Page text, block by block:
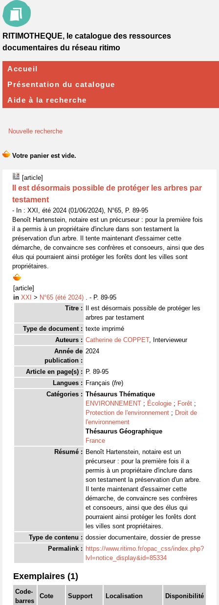
Nouvelle recherche
[article]
Il est désormais possible de protéger les arbres par
testament
- In : XXI, été 2024 (01/06/2024), N°65, P. 89-95
Benoît Hartenstein, notaire est un précurseur : pour la première fois
il a permis à un propriétaire d'inclure dans son testament la
préservation d'un arbre. Il tente maintenant d'essaimer cette
démarche, de convaincre ses confrères et consoeurs, ainsi que des
élus qui pourraient ainsi protéger les forêts dont les villes sont
propriétaires.
[article]
in XXI > N°65 (été 2024) . - P. 89-95
Titre :
Il est désormais possible de protéger les
arbres par testament
Type de document : texte imprimé
Auteurs : Catherine de COPPET, Intervieweur
Année de
publication :
2024
Article en page(s) : P. 89-95
Langues : Français (fre)
Catégories : Thésaurus Thématique
ENVIRONNEMENT ; Écologie ; Forêt ;
Protection de l'environnement ; Droit de
l'environnement
Thésaurus Géographique
France
Résumé : Benoît Hartenstein, notaire est un
précurseur : pour la première fois il a
permis à un propriétaire d'inclure dans
son testament la préservation d'un arbre.
Il tente maintenant d'essaimer cette
démarche, de convaincre ses confrères
et consoeurs, ainsi que des élus qui
pourraient ainsi protéger les forêts dont
les villes sont propriétaires.
Type de contenu : dossier documentaire, dossier de presse
Permalink : https://www.ritimo.fr/opac_css/index.php?
lvl=notice_display&id=85334
Exemplaires (1)
Code-
barres
Cote Support Localisation Disponibilité
RITIMOTHEQUE, le catalogue des ressources
documentaires du réseau ritimo
Accueil
Présentation du catalogue
Aide à la recherche